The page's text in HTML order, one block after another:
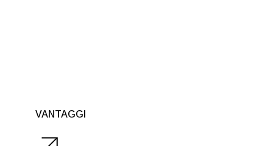
VANTAGGI